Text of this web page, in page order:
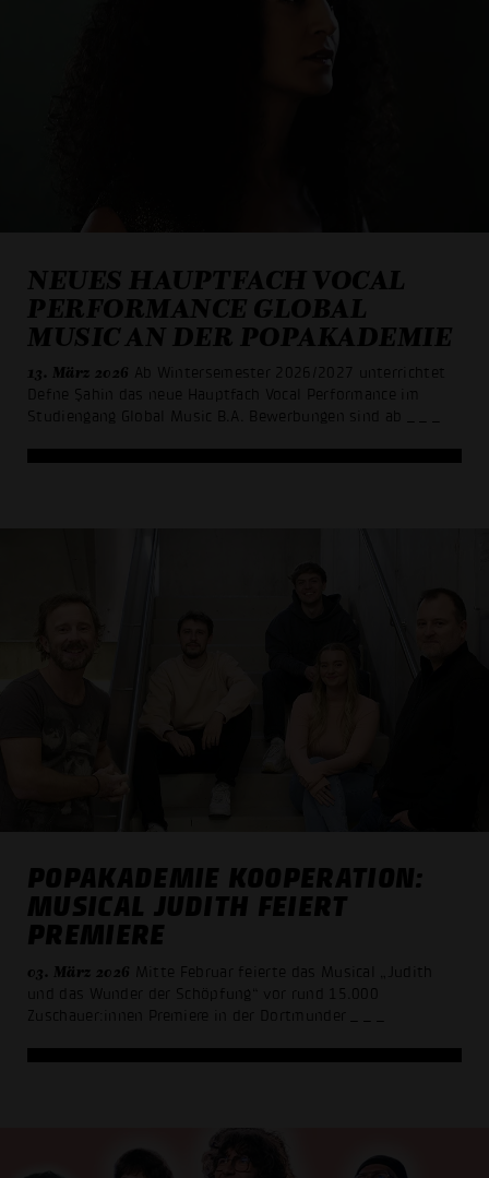
NEUES HAUPTFACH VOCAL
PERFORMANCE GLOBAL
MUSIC AN DER POPAKADEMIE
13. März 2026 Ab Wintersemester 2026/2027 unterrichtet
Defne Şahin das neue Hauptfach Vocal Performance im
Studiengang Global Music B.A. Bewerbungen sind ab
POPAKADEMIE KOOPERATION:
MUSICAL JUDITH FEIERT
PREMIERE
03. März 2026 Mitte Februar feierte das Musical „Judith
und das Wunder der Schöpfung“ vor rund 15.000
Zuschauer:innen Premiere in der Dortmunder